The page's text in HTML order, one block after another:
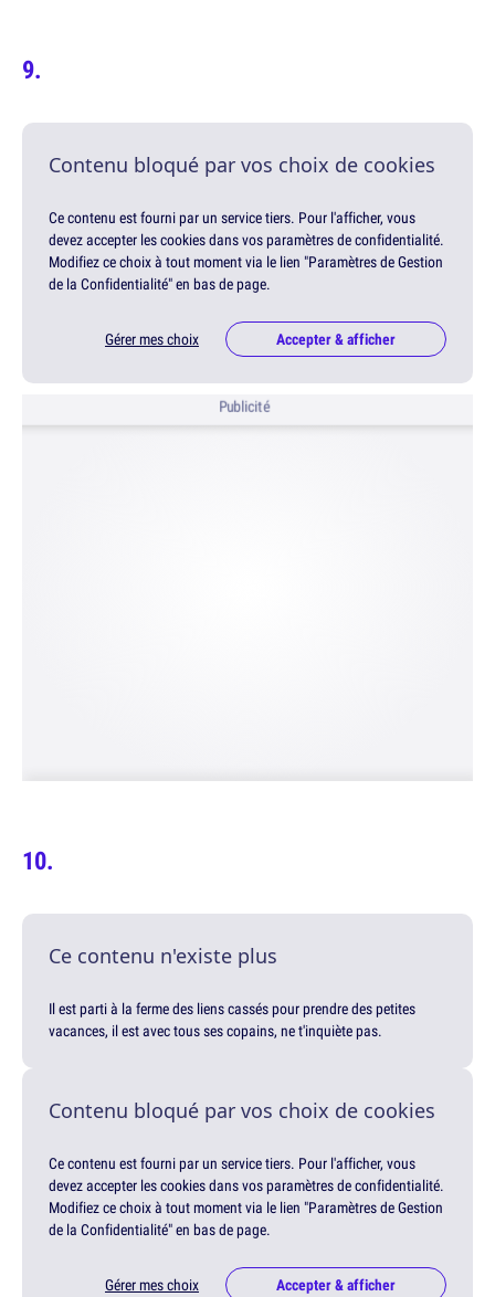
Contenu bloqué par vos choix de cookies
Ce contenu est fourni par un service tiers. Pour l'afficher, vous
devez accepter les cookies dans vos paramètres de confidentialité.
Modifiez ce choix à tout moment via le lien "Paramètres de Gestion
de la Confidentialité" en bas de page.
Gérer mes choix Accepter & afficher
Publicité
Ce contenu n'existe plus
Il est parti à la ferme des liens cassés pour prendre des petites
vacances, il est avec tous ses copains, ne t'inquiète pas.
Contenu bloqué par vos choix de cookies
Ce contenu est fourni par un service tiers. Pour l'afficher, vous
devez accepter les cookies dans vos paramètres de confidentialité.
Modifiez ce choix à tout moment via le lien "Paramètres de Gestion
de la Confidentialité" en bas de page.
Gérer mes choix Accepter & afficher